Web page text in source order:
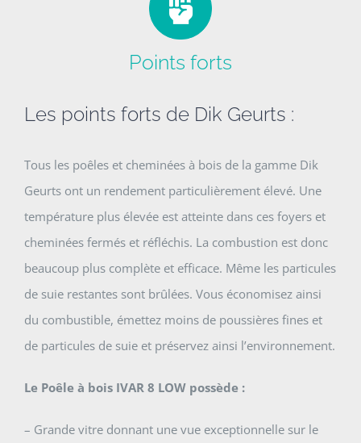
Points forts
Les points forts de Dik Geurts :
Tous les poêles et cheminées à bois de la gamme Dik
Geurts ont un rendement particulièrement élevé. Une
température plus élevée est atteinte dans ces foyers et
cheminées fermés et réfléchis. La combustion est donc
beaucoup plus complète et efficace. Même les particules
de suie restantes sont brûlées. Vous économisez ainsi
du combustible, émettez moins de poussières fines et
de particules de suie et préservez ainsi l’environnement.
Le Poêle à bois IVAR 8 LOW possède :
– Grande vitre donnant une vue exceptionnelle sur le